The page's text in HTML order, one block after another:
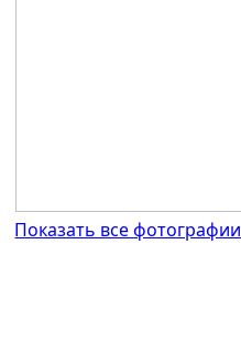
Показать все фотографии